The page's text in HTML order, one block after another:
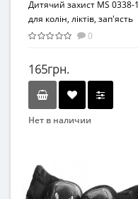
1(Black)
Дитячий захист MS 0338-1
для колін, ліктів, зап'ясть
(Чорний)
0
165грн.
Нет в наличии
Вид
Аксессуары